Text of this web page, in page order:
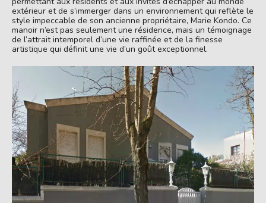
extérieur et de s’immerger dans un environnement qui reflète le
style impeccable de son ancienne propriétaire, Marie Kondo. Ce
manoir n’est pas seulement une résidence, mais un témoignage
de l’attrait intemporel d’une vie raffinée et de la finesse
artistique qui définit une vie d’un goût exceptionnel.